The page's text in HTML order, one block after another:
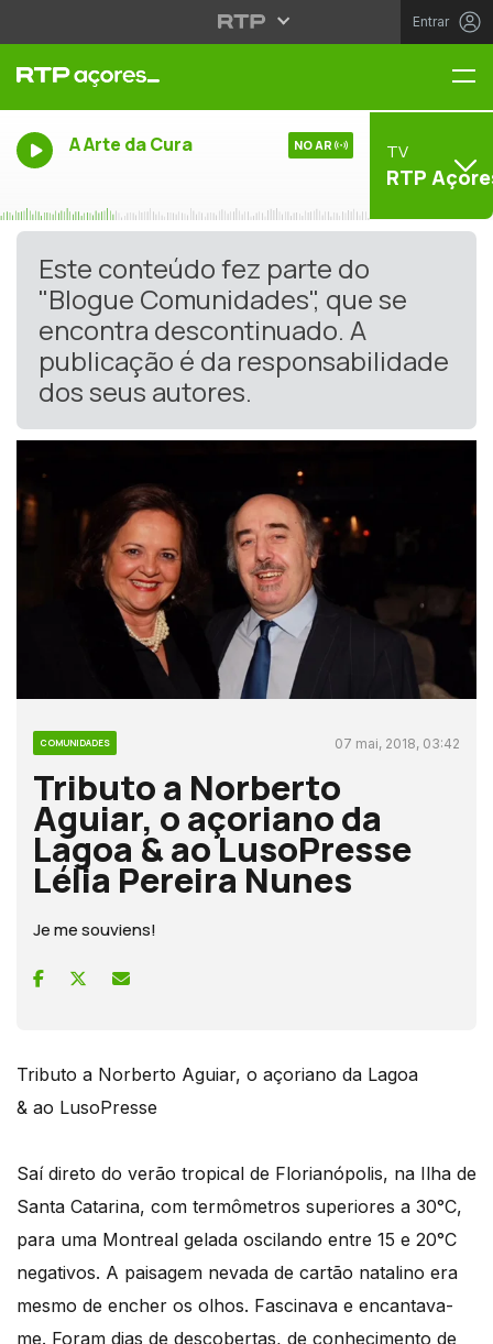
Entrar
A Arte da Cura NO AR TV
RTP
Este conteúdo fez parte do
"Blogue Comunidades", que se
encontra descontinuado. A
publicação é da responsabilidade
dos seus autores.
COMUNIDADES 07 mai, 2018, 03:42
Tributo a Norberto
Aguiar, o açoriano da
Lagoa & ao LusoPresse
Lélia Pereira Nunes
Je me souviens!
Tributo a Norberto Aguiar, o açoriano da Lagoa
& ao LusoPresse
Saí direto do verão tropical de Florianópolis, na Ilha de
Santa Catarina, com termômetros superiores a 30°C,
para uma Montreal gelada oscilando entre 15 e 20°C
negativos. A paisagem nevada de cartão natalino era
mesmo de encher os olhos. Fascinava e encantava-
me. Foram dias de descobertas, de conhecimento de